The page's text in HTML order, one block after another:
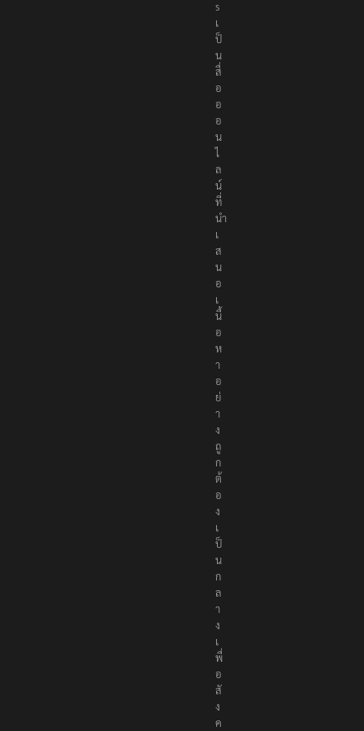
s
เ
ป็
น
สื่
อ
อ
อ
น
ไ
ล
น์
ที่
นำ
เ
ส
น
อ
เ
นื้
อ
ห
า
อ
ย่
า
ง
ถู
ก
ต้
อ
ง
เ
ป็
น
ก
ล
า
ง
เ
พื่
อ
สั
ง
ค